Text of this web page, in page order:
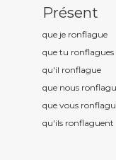
Présent
que je ronflague
que tu ronflagues
qu'il ronflague
que nous ronflagu
que vous ronflagu
qu'ils ronflaguent